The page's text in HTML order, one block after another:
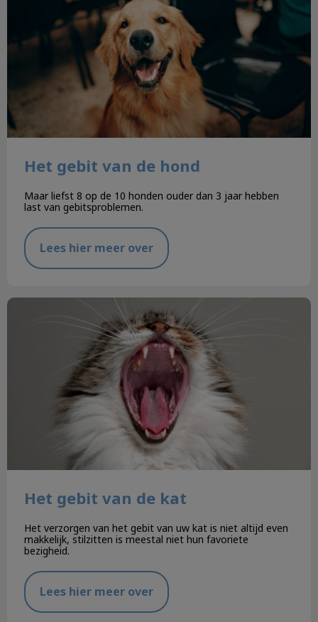
Het gebit van de hond
Maar liefst 8 op de 10 honden ouder dan 3 jaar hebben
last van gebitsproblemen.
Lees hier meer over
Het gebit van de kat
Het gebit van de kat
Het verzorgen van het gebit van uw kat is niet altijd even
makkelijk, stilzitten is meestal niet hun favoriete
bezigheid.
Lees hier meer over